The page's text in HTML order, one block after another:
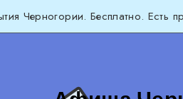
Черногории. Бесплатно. Есть